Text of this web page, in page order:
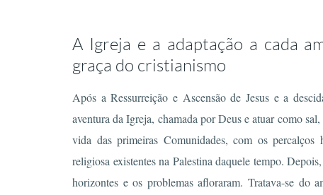
A Igreja e a adaptação a cada
graça do cristianismo
Após a Ressurreição e Ascensão de Jesus e a
aventura da Igreja, chamada por Deus e atuar como
vida das primeiras Comunidades, com os
religiosa existentes na Palestina daquele tempo.
horizontes e os problemas afloraram. Tratava-se do